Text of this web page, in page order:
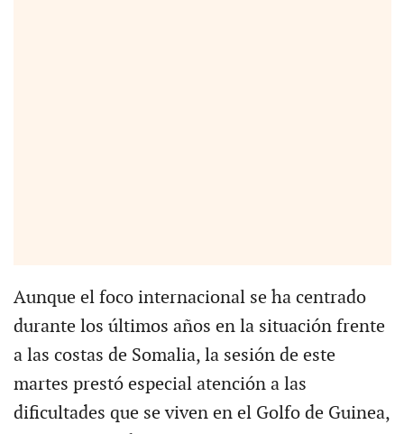
Aunque el foco internacional se ha centrado
durante los últimos años en la situación frente
a las costas de Somalia, la sesión de este
martes prestó especial atención a las
dificultades que se viven en el Golfo de Guinea,